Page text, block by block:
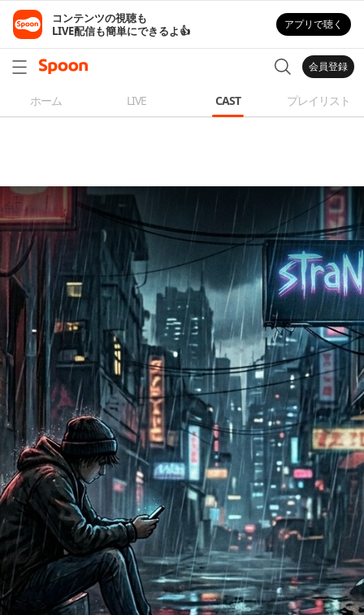
コンテンツの視聴も
LIVE配信も簡単にできるよ👍
アプリで聴く
会員登録
ホーム LIVE CAST プレイリスト